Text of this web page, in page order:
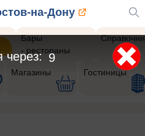
на-Дону
Бары
- рестораны
Магазины Гостиницы
9
через: